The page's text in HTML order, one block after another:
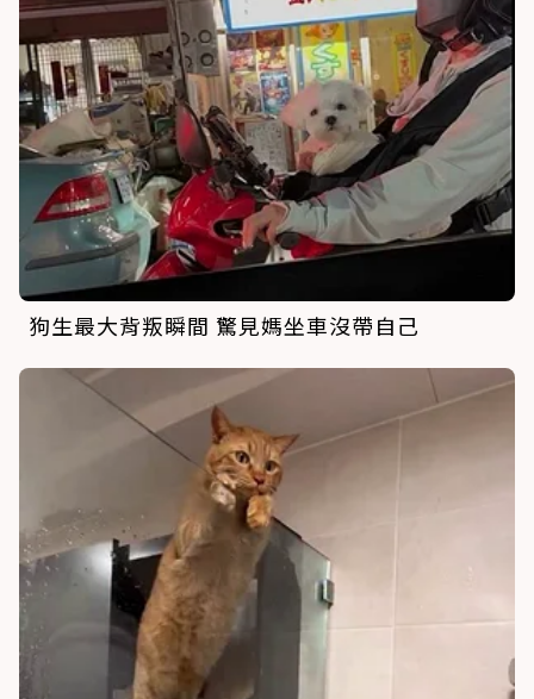
狗生最大背叛瞬間 驚見媽坐車沒帶自己